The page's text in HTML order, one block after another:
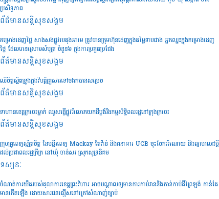
ប្រសិទ្ធភាព
ព័ត៌មានសន្តិសុខ​សង្គម
គម្រោងដេញថ្លៃ សាងសងផ្លូវបេតុងអាមេ ត្រូវបានក្រុមហ៊ុនដេញក្នុងតម្លៃទាបជាង អ្នកឈ្នះក្នុងគម្រោងដេញ
ថ្លៃ ដែលមានស្រោមសំបុត្រ ចំនួន៦ ក្នុងការប្រគួតប្រជែង
ព័ត៌មានសន្តិសុខ​សង្គម
ឈឺចិត្តស្អិតទ្រូងក្នុងវិបត្តិគ្រួសារទៅចងកបានសម្រេច
ព័ត៌មានសន្តិសុខ​សង្គម
ទាហានខេត្តក្រចេះម្នាក់ ឈូសធ្វើផ្លូវរំលោភយកដីប្លង់រឹងកម្មសិទ្ធិពលរដ្ឋនៅក្រុងក្រចេះ
ព័ត៌មានសន្តិសុខ​សង្គម
ក្រុមគ្រូពេទ្យស្ម័ត្រចិត្ត នៃមន្ទីរពេទ្យ Mackay តៃវ៉ាន់ និងធនាគារ UCB ចុះចែកអំណោយ និងព្យាបាលជម្ងឺ
ដល់ប្រជាពលរដ្ឋក្រីក្រ នៅឃុំ ចាន់សរ ស្រុកសូទ្រនិគម
ទស្សនៈ
ចំណាត់ការយឺតរបស់តុលាការខេត្តព្រះវិហារ អាចបណ្តាលឲ្យមានការកាប់រាននិងកាន់កាប់ដីព្រៃឡង់ កាន់តែ
មានកើតឡើង ដោយសារជនល្មើសនៅក្រៅសំណាញ់ច្បាប់